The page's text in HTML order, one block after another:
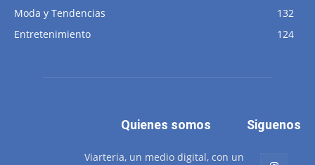
Moda y Tendencias
132
Entretenimiento
124
Quienes somos
Viarteria, un medio digital, con un
Siguenos